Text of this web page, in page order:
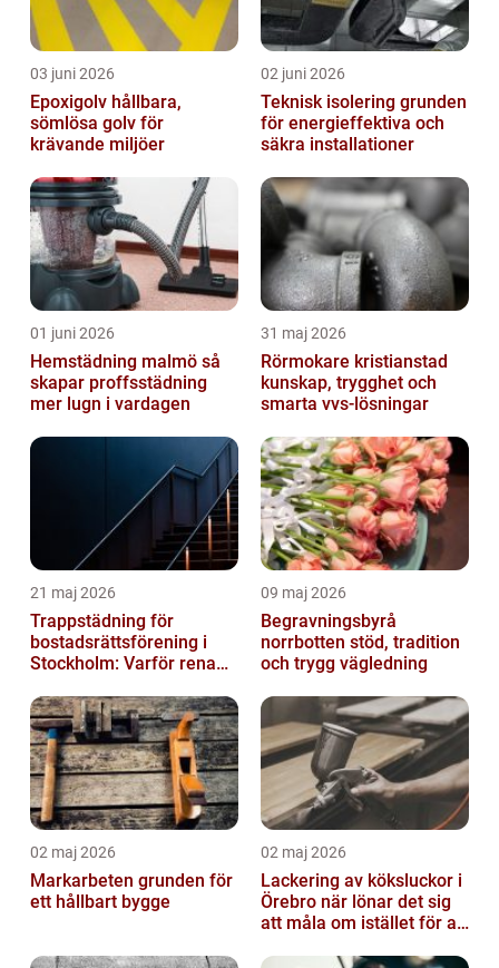
03 juni 2026
Epoxigolv hållbara,
sömlösa golv för
krävande miljöer
02 juni 2026
Teknisk isolering grunden
för energieffektiva och
säkra installationer
01 juni 2026
Hemstädning malmö så
skapar proffsstädning
mer lugn i vardagen
31 maj 2026
Rörmokare kristianstad
kunskap, trygghet och
smarta vvs-lösningar
21 maj 2026
Trappstädning för
bostadsrättsförening i
Stockholm: Varför rena
skillnad än du t...
09 maj 2026
Begravningsbyrå
norrbotten stöd, tradition
och trygg vägledning
02 maj 2026
Markarbeten grunden för
ett hållbart bygge
02 maj 2026
Lackering av köksluckor i
Örebro när lönar det sig
att måla om istället för att